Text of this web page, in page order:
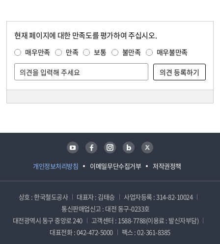
현재 페이지에 대한 만족도를 평가하여 주십시오.
매우만족 만족 보통 불만족 매우불만족
개인정보처리방침 이메일무단수집거부 저작권정책
유튜브 페이스북 인스타그램 블로그 트위터
상호 : 한국철도공사 대표자 : 김태승
사업자등록 : 314-82-10024
통신판매업신고 : 대전 동구-0233호
대전광역시 동구 중앙로 240
고객센터 : 1588-7788(이용료 : 발신자부담)
대표전화 : 042-472-5000
팩스 : 02-361-8385